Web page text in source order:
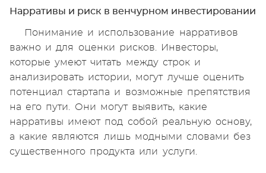
Нарративы и риск в венчурном инвестировании
Понимание и использование нарративов
важно и для оценки рисков. Инвесторы,
которые умеют читать между строк и
анализировать истории, могут лучше оценить
потенциал стартапа и возможные препятствия
на его пути. Они могут выявить, какие
нарративы имеют под собой реальную основу,
а какие являются лишь модными словами без
существенного продукта или услуги.